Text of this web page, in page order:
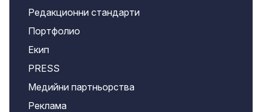
Редакционни стандарти
Портфолио
Екип
PRESS
Медийни партньорства
Реклама